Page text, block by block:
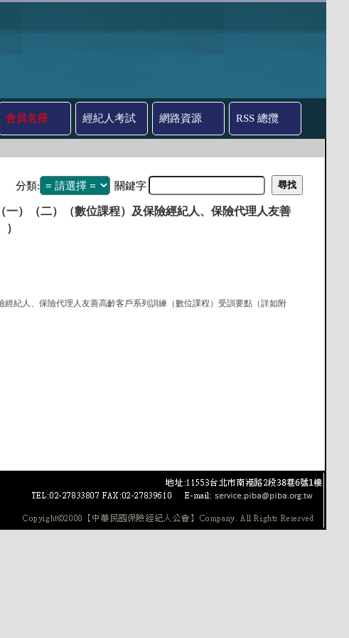
會員名冊 經紀人考試 網路資源 RSS 總攬
分類: 關鍵字
一）（二）（數位課程）及保險經紀人、保險代理人友善
紀人、保險代理人友善高齡客戶系列訓練（數位課程）受訓要點（詳如附